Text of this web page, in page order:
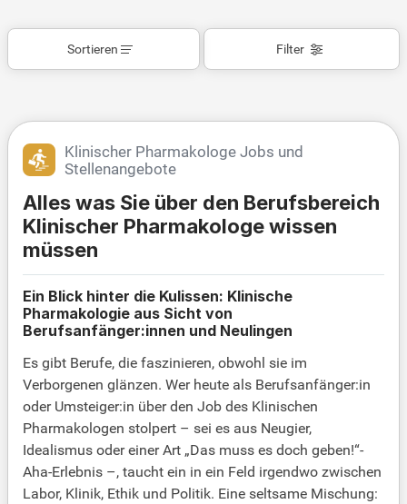
Filter
Sortieren
Klinischer Pharmakologe Jobs und
Stellenangebote
Alles was Sie über den Berufsbereich
Klinischer Pharmakologe wissen
müssen
Ein Blick hinter die Kulissen: Klinische
Pharmakologie aus Sicht von
Berufsanfänger:innen und Neulingen
Es gibt Berufe, die faszinieren, obwohl sie im
Verborgenen glänzen. Wer heute als Berufsanfänger:in
oder Umsteiger:in über den Job des Klinischen
Pharmakologen stolpert – sei es aus Neugier,
Idealismus oder einer Art „Das muss es doch geben!“-
Aha-Erlebnis –, taucht ein in ein Feld irgendwo zwischen
Labor, Klinik, Ethik und Politik. Eine seltsame Mischung: